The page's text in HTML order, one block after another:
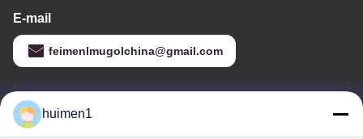
E-mail
feimenlmugolchina@gmail.com
Alamat Kami
huimen1